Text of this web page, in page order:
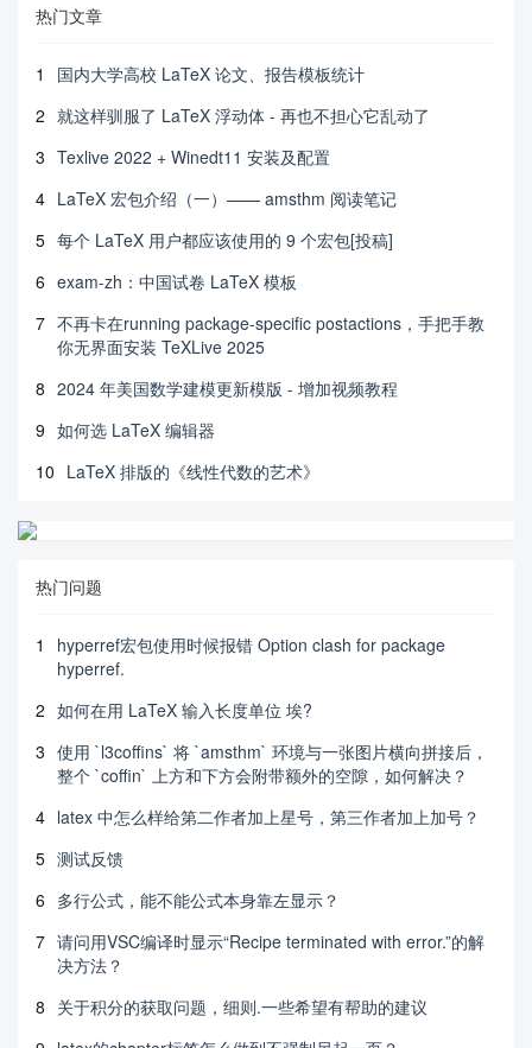
热门文章
1
国内大学高校 LaTeX 论文、报告模板统计
2 就这样驯服了 LaTeX 浮动体 - 再也不担心它乱动了
3 Texlive 2022 + Winedt11 安装及配置
4 LaTeX 宏包介绍（一）—— amsthm 阅读笔记
5 每个 LaTeX 用户都应该使用的 9 个宏包[投稿]
6 exam-zh：中国试卷 LaTeX 模板
7 不再卡在running package-specific postactions，手把手教
你无界面安装 TeXLive 2025
8 2024 年美国数学建模更新模版 - 增加视频教程
9 如何选 LaTeX 编辑器
10 LaTeX 排版的《线性代数的艺术》
热门问题
1
hyperref宏包使用时候报错 Option clash for package
hyperref.
2 如何在用 LaTeX 输入长度单位 埃?
3 使用 `l3coffins` 将 `amsthm` 环境与一张图片横向拼接后，
整个 `coffin` 上方和下方会附带额外的空隙，如何解决？
4 latex 中怎么样给第二作者加上星号，第三作者加上加号？
5 测试反馈
6 多行公式，能不能公式本身靠左显示？
7 请问用VSC编译时显示“Recipe terminated with error.”的解
决方法？
8 关于积分的获取问题，细则.一些希望有帮助的建议